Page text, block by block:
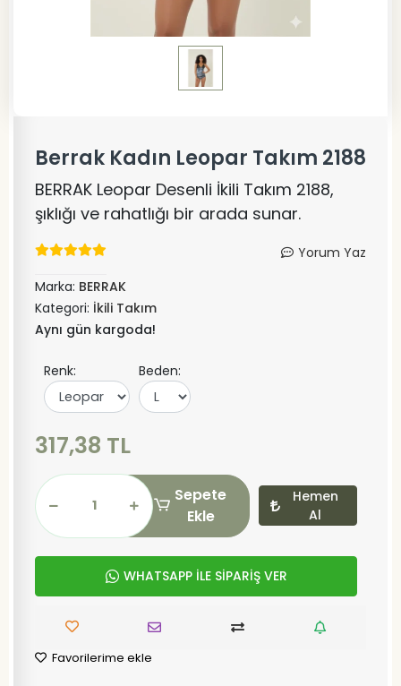
Berrak Kadın Leopar Takım 2188
BERRAK Leopar Desenli İkili Takım 2188,
şıklığı ve rahatlığı bir arada sunar.
Yorum Yaz
Marka: BERRAK
Kategori: İkili Takım
Aynı gün kargoda!
Renk: Beden:
317,38 TL
Sepete
Ekle
Hemen
Al
WHATSAPP İLE SİPARİŞ VER
Favorilerime ekle